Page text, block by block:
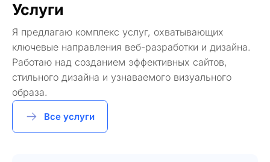
Услуги
Я предлагаю комплекс услуг, охватывающих
ключевые направления веб-разработки и дизайна.
Работаю над созданием эффективных сайтов,
стильного дизайна и узнаваемого визуального
образа.
Все услуги